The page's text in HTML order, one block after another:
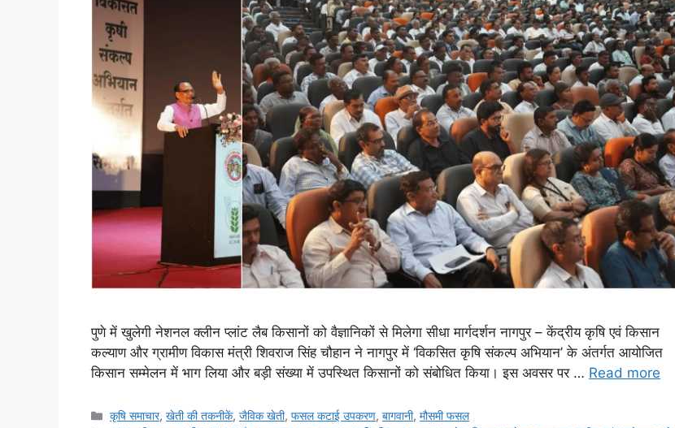
पुणे में खुलेगी नेशनल क्लीन प्लांट लैब किसानों को वैज्ञानिकों से मिलेगा सीधा मार्गदर्शन नागपुर – केंद्रीय कृषि एवं किसान
कल्याण और ग्रामीण विकास मंत्री शिवराज सिंह चौहान ने नागपुर में ‘विकसित कृषि संकल्प अभियान’ के अंतर्गत आयोजित
किसान सम्मेलन में भाग लिया और बड़ी संख्या में उपस्थित किसानों को संबोधित किया। इस अवसर पर … Read more
कृषि समाचार,खेती की तकनीकें,जैविक खेती,फसल कटाई उपकरण,बागवानी,मौसमी फसल